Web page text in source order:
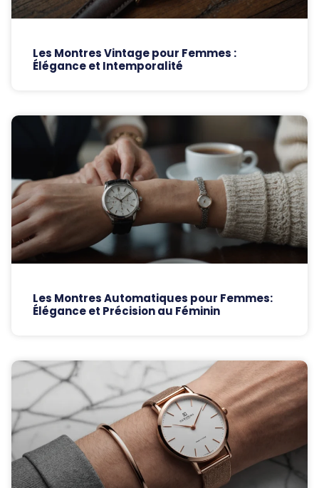
Les Montres Vintage pour Femmes :
Élégance et Intemporalité
Les Montres Automatiques pour Femmes:
Élégance et Précision au Féminin